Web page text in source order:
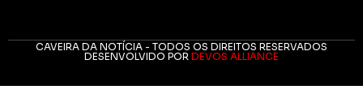
CAVEIRA DA NOTÍCIA - TODOS OS DIREITOS RESERVADOS
DESENVOLVIDO POR DEVOS ALLIANCE